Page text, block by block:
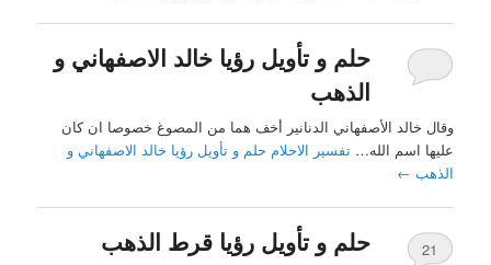
حلم و تأويل رؤيا خالد الاصفهاني و
الذهب
وقال خالد الأصفهاني الدنانير أخف هما من المصوغ خصوصا ان كان
عليها اسم الله…تفسير الاحلام حلم و تأويل رؤيا خالد الاصفهاني و
الذهب ←
حلم و تأويل رؤيا قرط الذهب
21